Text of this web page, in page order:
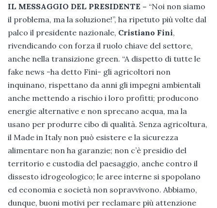
IL MESSAGGIO DEL PRESIDENTE – “Noi non siamo
il problema, ma la soluzione!”, ha ripetuto più volte dal
palco il presidente nazionale, Cristiano Fini,
rivendicando con forza il ruolo chiave del settore,
anche nella transizione green. “A dispetto di tutte le
fake news -ha detto Fini- gli agricoltori non
inquinano, rispettano da anni gli impegni ambientali
anche mettendo a rischio i loro profitti; producono
energie alternative e non sprecano acqua, ma la
usano per produrre cibo di qualità. Senza agricoltura,
il Made in Italy non può esistere e la sicurezza
alimentare non ha garanzie; non c’è presidio del
territorio e custodia del paesaggio, anche contro il
dissesto idrogeologico; le aree interne si spopolano
ed economia e società non sopravvivono. Abbiamo,
dunque, buoni motivi per reclamare più attenzione